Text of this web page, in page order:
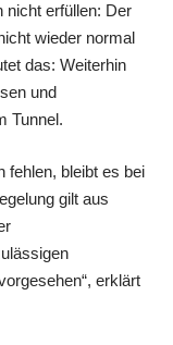
nicht erfüllen: Der
wieder normal
das: Weiterhin
und
Tunnel.
fehlen, bleibt es bei
gilt aus
erklärt